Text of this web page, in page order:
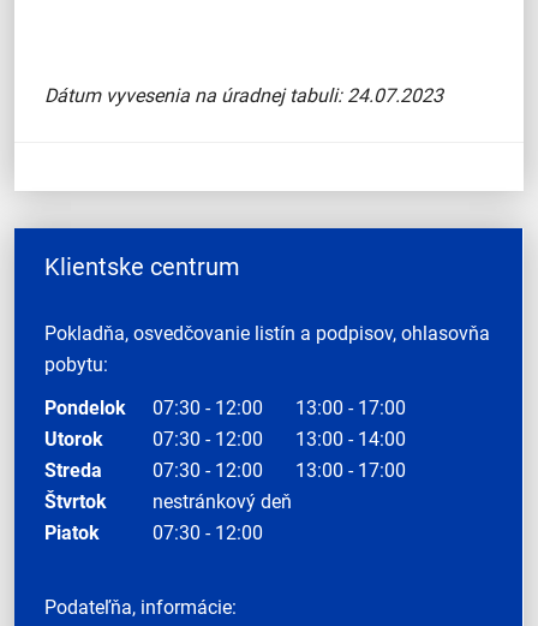
Dátum vyvesenia na úradnej tabuli: 24.07.2023
Klientske centrum
Pokladňa, osvedčovanie listín a podpisov, ohlasovňa
pobytu:
Pondelok
07:30 - 12:00
13:00 - 17:00
Utorok
07:30 - 12:00
13:00 - 14:00
Streda
07:30 - 12:00
13:00 - 17:00
Štvrtok
nestránkový deň
Piatok
07:30 - 12:00
Podateľňa, informácie: